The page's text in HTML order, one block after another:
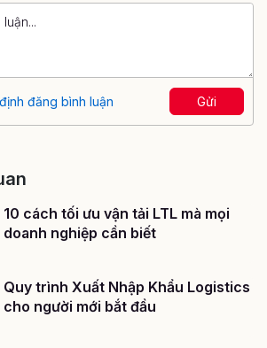
đăng bình luận Gửi
10 cách tối ưu vận tải LTL mà mọi
doanh nghiệp cần biết
Quy trình Xuất Nhập Khẩu Logistics
cho người mới bắt đầu